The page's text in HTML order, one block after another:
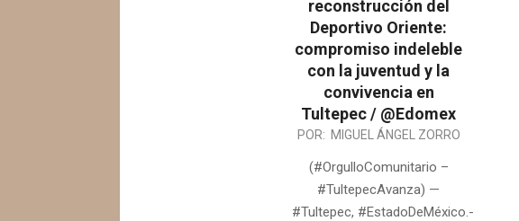
reconstrucción del
Deportivo Oriente:
compromiso indeleble
con la juventud y la
convivencia en
Tultepec / @Edomex
2026-
POR: MIGUEL ÁNGEL ZORRO
(#OrgulloComunitario –
#TultepecAvanza) —
#Tultepec, #EstadoDeMéxico.-